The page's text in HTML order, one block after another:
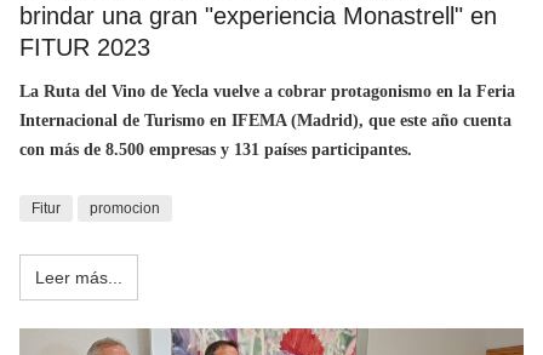
brindar una gran "experiencia Monastrell" en
FITUR 2023
La Ruta del Vino de Yecla vuelve a cobrar protagonismo en la Feria
Internacional de Turismo en IFEMA (Madrid), que este año cuenta
con más de 8.500 empresas y 131 países participantes.
Fitur promocion
Leer más...